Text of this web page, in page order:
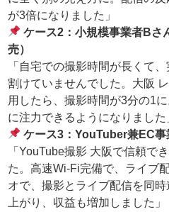
が3倍になりました」
ケース2：小規模事業者Bさ
売）
「自宅での撮影時間が長くて
割けていませんでした。大阪
用したら、撮影時間が3分の1
に注力できるようになりました
ケース3：YouTuber兼EC事
「YouTube撮影 大阪で信頼で
た。高速Wi-Fi完備で、ライブ
オで、撮影とライブ配信を同
上がり、収益も増加しました」